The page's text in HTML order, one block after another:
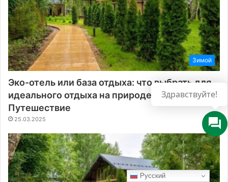
Зимой
Эко-отель или база отдыха: что выбрать для
идеального отдыха на природе –
Путешествие
25.03.2025
Русский